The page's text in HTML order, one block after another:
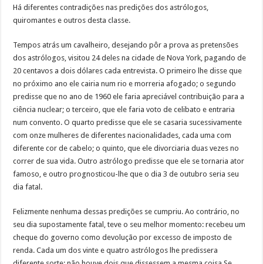
Há diferentes contradições nas predições dos astrólogos,
quiromantes e outros desta classe.
Tempos atrás um cavalheiro, desejando pôr a prova as pretensões
dos astrólogos, visitou 24 deles na cidade de Nova York, pagando de
20 centavos a dois dólares cada entrevista. O primeiro lhe disse que
no próximo ano ele cairia num rio e morreria afogado; o segundo
predisse que no ano de 1960 ele faria apreciável contribuição para a
ciência nuclear; o terceiro, que ele faria voto de celibato e entraria
num convento. O quarto predisse que ele se casaria sucessivamente
com onze mulheres de diferentes nacionalidades, cada uma com
diferente cor de cabelo; o quinto, que ele divorciaria duas vezes no
correr de sua vida. Outro astrólogo predisse que ele se tornaria ator
famoso, e outro prognosticou-lhe que o dia 3 de outubro seria seu
dia fatal.
Felizmente nenhuma dessas predições se cumpriu. Ao contrário, no
seu dia supostamente fatal, teve o seu melhor momento: recebeu um
cheque do governo como devolução por excesso de imposto de
renda. Cada um dos vinte e quatro astrólogos lhe predissera